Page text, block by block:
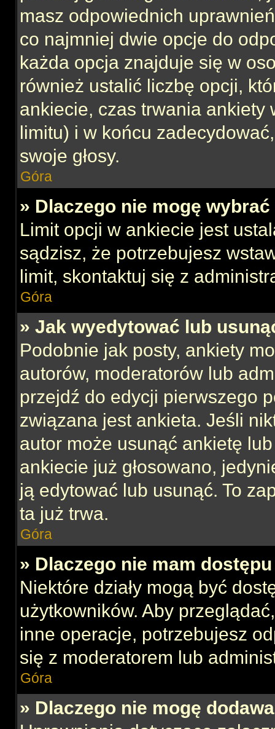
masz odpowiednich
co najmniej dwie opcje do
każda opcja znajduje się w
również ustalić liczbę opcji,
ankiecie, czas trwania ankiety
limitu) i w końcu
swoje głosy.
Góra
» Dlaczego nie mogę
Limit opcji w ankiecie jest
sądzisz, że potrzebujesz
limit, skontaktuj się z
Góra
» Jak wyedytować lub
Podobnie jak posty, ankiety
autorów, moderatorów lub
przejdź do edycji pierwszego
związana jest ankieta. Jeśli
autor może usunąć ankietę
ankiecie już głosowano,
ją edytować lub usunąć. To
ta już trwa.
Góra
» Dlaczego nie mam dostępu
Niektóre działy mogą być
użytkowników. Aby
inne operacje, potrzebujesz
się z moderatorem lub
Góra
» Dlaczego nie mogę